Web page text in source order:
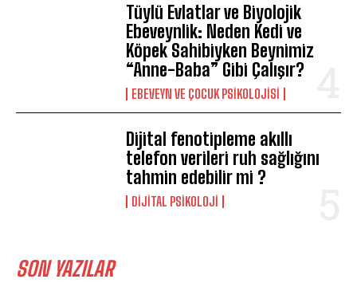
Tüylü Evlatlar ve Biyolojik
Ebeveynlik: Neden Kedi ve
Köpek Sahibiyken Beynimiz
“Anne-Baba” Gibi Çalışır?
EBEVEYN VE ÇOCUK PSIKOLOJISI
Dijital fenotipleme akıllı
telefon verileri ruh sağlığını
tahmin edebilir mi ?
DIJITAL PSIKOLOJI
SON YAZILAR